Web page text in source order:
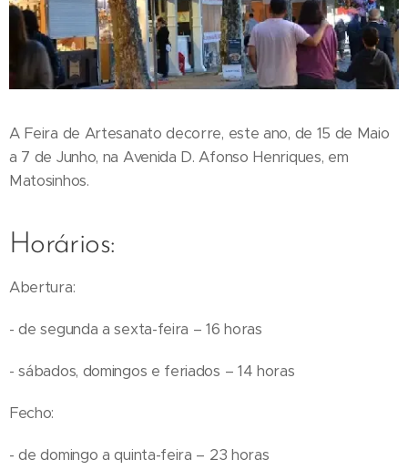
A Feira de Artesanato decorre, este ano, de 15 de Maio
a 7 de Junho, na Avenida D. Afonso Henriques, em
Matosinhos.
Horários:
Abertura:
- de segunda a sexta-feira – 16 horas
- sábados, domingos e feriados – 14 horas
Fecho:
- de domingo a quinta-feira – 23 horas